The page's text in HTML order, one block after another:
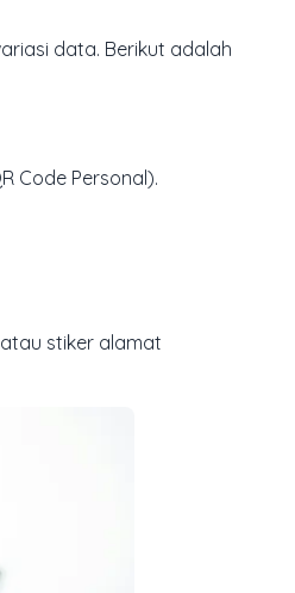
data. Berikut adalah
Code Personal).
stiker alamat